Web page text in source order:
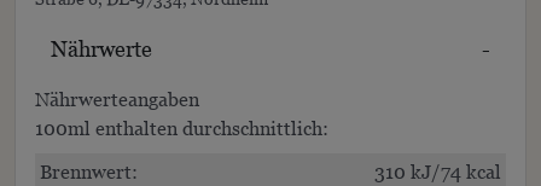
Nährwerte -
Nährwerteangaben
100ml enthalten durchschnittlich:
Brennwert:
310 kJ/74 kcal